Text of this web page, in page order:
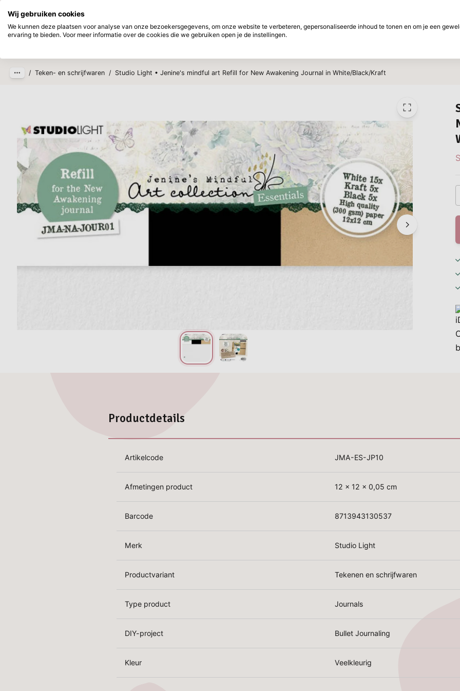
Ga naar hoofdinhoud
Verwacht Merken
/ Teken- en schrijfwaren / Studio Light • Jenine's mindful art Refill for New Awakening Journal in White/Black/Kraft
Productdetails
Artikelcode JMA-ES-JP10
Afmetingen product 12 x 12 x 0,05 cm
Barcode 8713943130537
Merk Studio Light
Productvariant Tekenen en schrijfwaren
Type product Journals
DIY-project Bullet Journaling
Kleur Veelkleurig
Wij gebruiken cookies
We kunnen deze plaatsen voor analyse van onze bezoekersgegevens, om onze website te verbeteren, gepersonaliseerde inhoud te tonen en om je een
ervaring te bieden. Voor meer informatie over de cookies die we gebruiken open je de instellingen.